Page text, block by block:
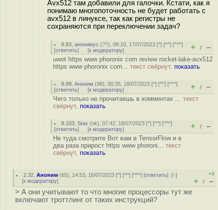
Avx512 там добавили для галочки. Кстати, как я
понимаю многопоточность не будет работать с
avx512 в линуксе, так как регистры не
сохраняются при переключении задач?
8.83 ,анонимус (??), 08:10, 17/07/2023 [^] [^^] [^^^]
[ответить] [к модератору] + / –
uwot https www phoronix com review rocket-lake-avx512
https www phoronix com... текст свёрнут, показать
8.99 ,Аноним (98), 00:35, 18/07/2023 [^] [^^] [^^^]
[ответить] [к модератору] + / –
Чего только не прочитаешь в комментах ... текст
свёрнут, показать
8.103 ,Stax (ok), 07:42, 18/07/2023 [^] [^^] [^^^]
[ответить] [к модератору] + / –
Не туда смотрите Вот вам в TensorFlow и в
два раза прирост https www phoroni... текст
свёрнут, показать
2.32 ,Аноним (65), 14:53, 16/07/2023 [^] [^^] [^^^] [ответить][↑]
[к модератору]
+3
+ / –
> А они учитывают то что многие процессоры тут же
включают троттлинг от таких инструкций?